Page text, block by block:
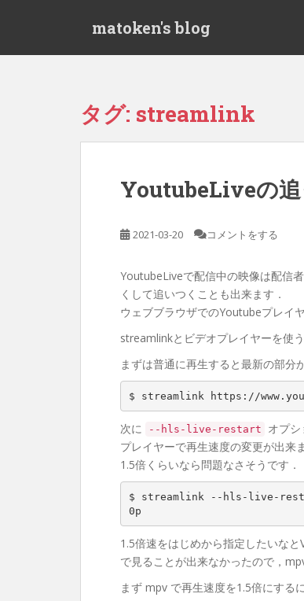
matoken's blog
タグ: streamlink
YoutubeLiveの
2021-03-20 コメントをする
YoutubeLiveで配信中の映像は配信
くして追いつくことも出来ます．
ウェブブラウザでのYoutubeプレイ
streamlinkとビデオプレイヤーを使
まずは普通に再生すると最新の部分
$ streamlink https://
次に --hls-live-restart
オプ
プレイヤーで再生速度の変更が出
1.5倍くらいなら問題なさそうです．
$ streamlink --hls-live-
0p
1.5倍速をはじめから指定したいな
で見ることが出来なかったので，
まず mpv で再生速度を1.5倍にする